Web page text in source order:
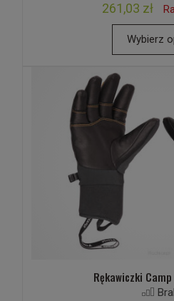
261,03 zł
Wybierz
Rękawiczki